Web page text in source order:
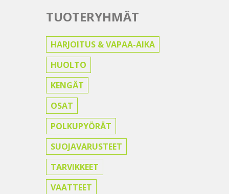
TUOTERYHMÄT
HARJOITUS & VAPAA-AIKA
HUOLTO
KENGÄT
OSAT
POLKUPYÖRÄT
SUOJAVARUSTEET
TARVIKKEET
VAATTEET